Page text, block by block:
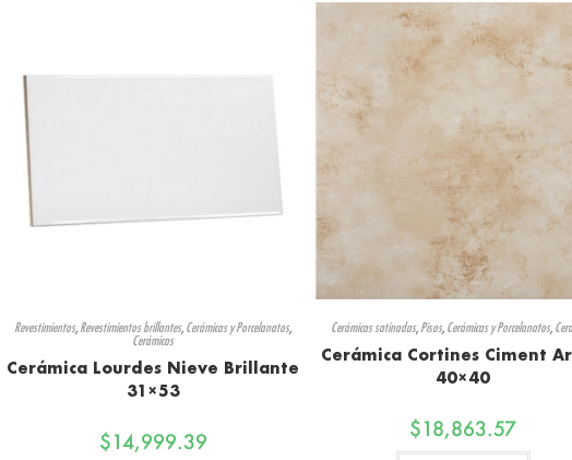
Revestimientos, Revestimientos brillantes, Cerámicas y Porcelanatos,
Cerámicas
Cerámica Lourdes Nieve Brillante
31×53
$14,999.39
Cerámicas satinadas, Pisos, Cerámicas y Porcelanatos,
Cerámica Cortines Ciment
40×40
$18,863.57